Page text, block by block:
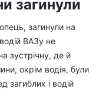
загинули
загинули на
ВАЗу не
зустрічну, де й
окрім водія, були
загиблих і водій